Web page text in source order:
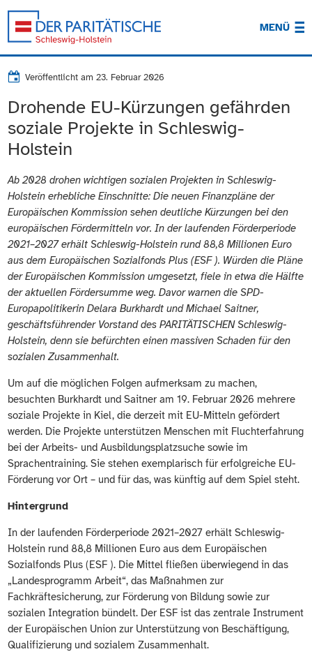
MENÜ
Veröffentlicht am23. Februar 2026
Drohende EU-Kürzungen gefährden
soziale Projekte in Schleswig-
Holstein
Ab 2028 drohen wichtigen sozialen Projekten in Schleswig-
Holstein erhebliche Einschnitte: Die neuen Finanzpläne der
Europäischen Kommission sehen deutliche Kürzungen bei den
europäischen Fördermitteln vor. In der laufenden Förderperiode
2021–2027 erhält Schleswig-Holstein rund 88,8 Millionen Euro
aus dem Europäischen Sozialfonds Plus (ESF ). Würden die Pläne
der Europäischen Kommission umgesetzt, fiele in etwa die Hälfte
der aktuellen Fördersumme weg. Davor warnen die SPD-
Europapolitikerin Delara Burkhardt und Michael Saitner,
geschäftsführender Vorstand des PARITÄTISCHEN Schleswig-
Holstein, denn sie befürchten einen massiven Schaden für den
sozialen Zusammenhalt.
Um auf die möglichen Folgen aufmerksam zu machen,
besuchten Burkhardt und Saitner am 19. Februar 2026 mehrere
soziale Projekte in Kiel, die derzeit mit EU-Mitteln gefördert
werden. Die Projekte unterstützen Menschen mit Fluchterfahrung
bei der Arbeits- und Ausbildungsplatzsuche sowie im
Sprachentraining. Sie stehen exemplarisch für erfolgreiche EU-
Förderung vor Ort – und für das, was künftig auf dem Spiel steht.
Hintergrund
In der laufenden Förderperiode 2021–2027 erhält Schleswig-
Holstein rund 88,8 Millionen Euro aus dem Europäischen
Sozialfonds Plus (ESF ). Die Mittel fließen überwiegend in das
„Landesprogramm Arbeit“, das Maßnahmen zur
Fachkräftesicherung, zur Förderung von Bildung sowie zur
sozialen Integration bündelt. Der ESF ist das zentrale Instrument
der Europäischen Union zur Unterstützung von Beschäftigung,
Qualifizierung und sozialem Zusammenhalt.